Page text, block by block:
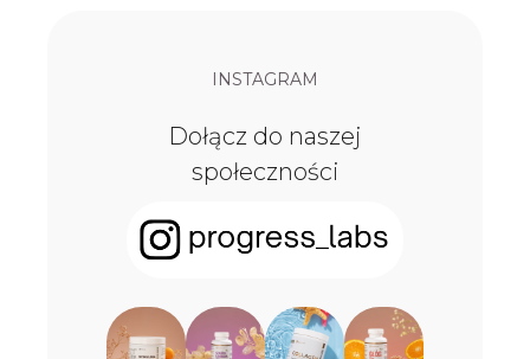
INSTAGRAM
Dołącz do naszej
społeczności